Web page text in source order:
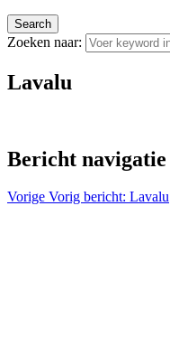
Search
Zoeken naar:
Lavalu
Bericht navigatie
Vorige Vorig bericht: Lavalu